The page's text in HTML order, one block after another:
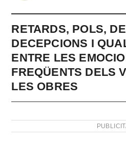
RETARDS, POLS,
DECEPCIONS I
ENTRE LES
FREQÜENTS DELS
LES OBRES